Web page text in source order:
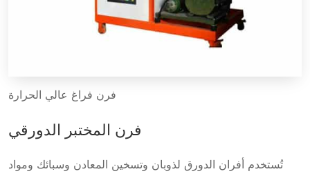
فرن فراغ عالي الحرارة
فرن المختبر الدورقي
تُستخدم أفران الدورق لذوبان وتسخين المعادن وسبائك ومواد